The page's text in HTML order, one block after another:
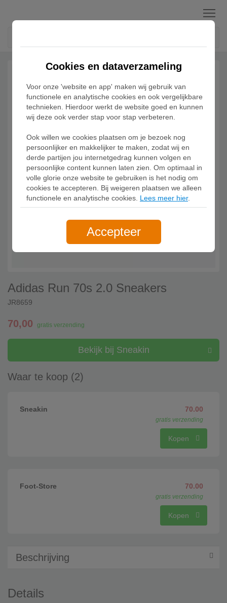
Menu
Adidas Run 70s 2.0 Sneakers
JR8659
70,00 gratis verzending
Bekijk bij Sneakin
Waar te koop (2)
Sneakin 70.00
gratis verzending
Kopen
Foot-Store 70.00
gratis verzending
Kopen
Beschrijving
Details
Cookies en dataverzameling
Voor onze 'website en app' maken wij gebruik van
functionele en analytische cookies en ook vergelijkbare
technieken. Hierdoor werkt de website goed en kunnen
wij deze ook verder stap voor stap verbeteren.
Ook willen we cookies plaatsen om je bezoek nog
persoonlijker en makkelijker te maken, zodat wij en
derde partijen jou internetgedrag kunnen volgen en
persoonlijke content kunnen laten zien. Om optimaal in
volle glorie onze website te gebruiken is het nodig om
cookies te accepteren. Bij weigeren plaatsen we alleen
functionele en analytische cookies. Lees meer hier.
Accepteer